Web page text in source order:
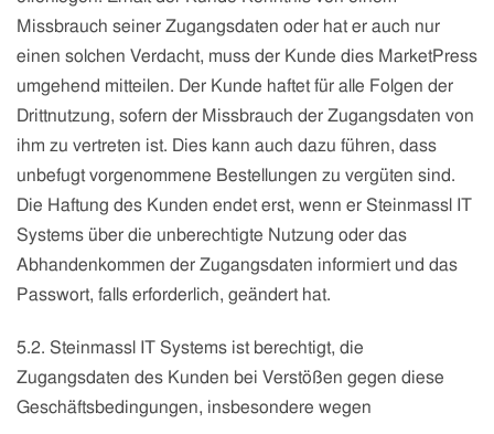
Missbrauch seiner Zugangsdaten oder hat er auch nur
einen solchen Verdacht, muss der Kunde dies MarketPress
umgehend mitteilen. Der Kunde haftet für alle Folgen der
Drittnutzung, sofern der Missbrauch der Zugangsdaten von
ihm zu vertreten ist. Dies kann auch dazu führen, dass
unbefugt vorgenommene Bestellungen zu vergüten sind.
Die Haftung des Kunden endet erst, wenn er Steinmassl IT
Systems über die unberechtigte Nutzung oder das
Abhandenkommen der Zugangsdaten informiert und das
Passwort, falls erforderlich, geändert hat.
5.2. Steinmassl IT Systems ist berechtigt, die
Zugangsdaten des Kunden bei Verstößen gegen diese
Geschäftsbedingungen, insbesondere wegen